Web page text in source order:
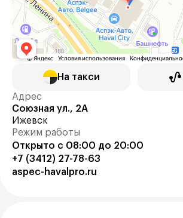
На такси
Адрес
Союзная ул., 2А
Ижевск
Режим работы
Открыто с 08:00 до 20:00
+7 (3412) 27-78-63
aspec-havalpro.ru